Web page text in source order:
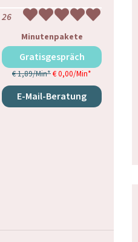
26
Minutenpakete
Gratisgespräch
€ 1,89/Min*€ 0,00/Min*
E-Mail-Beratung